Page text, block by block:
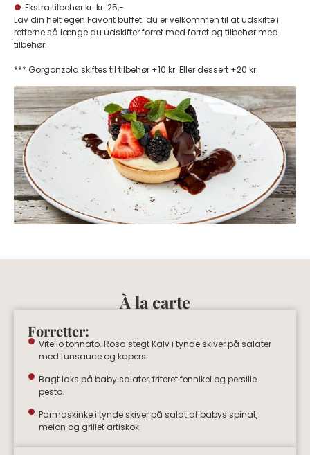
Ekstra tilbehør kr. kr. 25,-
Lav din helt egen Favorit buffet. du er velkommen til at udskifte i
retterne så længe du udskifter forret med forret og tilbehør med
tilbehør.
​*** Gorgonzola skiftes til tilbehør +10 kr. Eller dessert +20 kr.
À la carte
Forretter:
Vitello tonnato. Rosa stegt Kalv i tynde skiver på salater
med tunsauce og kapers.
Bagt laks på baby salater, friteret fennikel og persille
pesto.
Parmaskinke i tynde skiver på salat af babys spinat,
melon og grillet artiskok